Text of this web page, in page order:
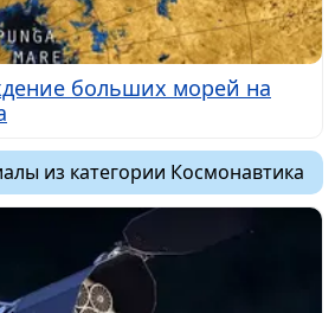
больших морей на
из категории Космонавтика